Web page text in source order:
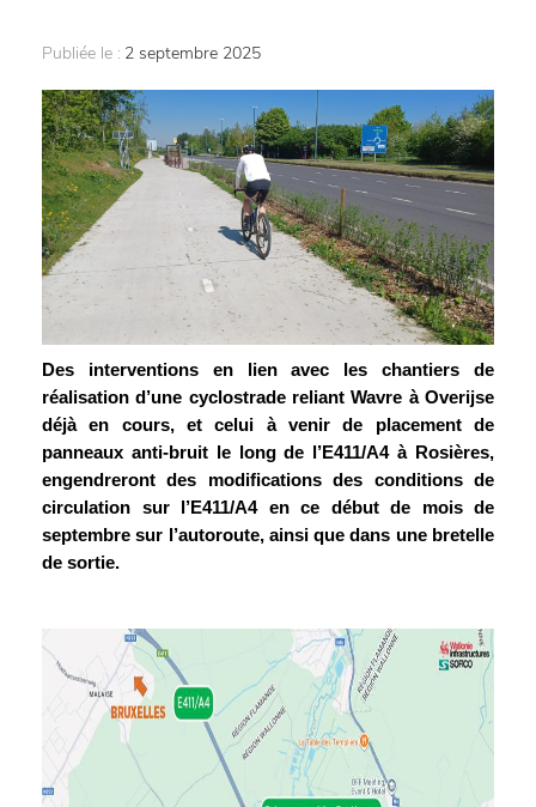
Publiée le : 2 septembre 2025
Des interventions en lien avec les chantiers de
réalisation d’une cyclostrade reliant Wavre à Overijse
déjà en cours, et celui à venir de placement de
panneaux anti-bruit le long de l’E411/A4 à Rosières,
engendreront des modifications des conditions de
circulation sur l’E411/A4 en ce début de mois de
septembre sur l’autoroute, ainsi que dans une bretelle
de sortie.